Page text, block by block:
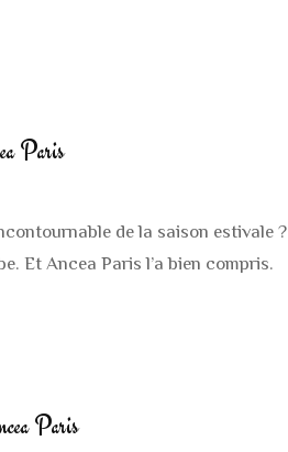
Paris
de la saison estivale ?
Et Ancea Paris l’a bien compris.
Paris